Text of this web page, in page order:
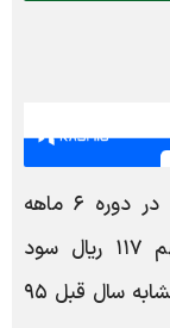
در دوره ۶ ماهه
منتهی به ۱۴۰۳/۰۶/۳۱ به ازای هر سهم ۱۱۷ ریال سود
شناسایی کرده است، که نسبت به مدت مشابه سال قبل ۹۵